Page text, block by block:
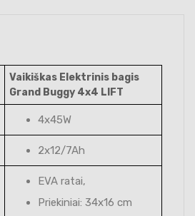
Vaikiškas Elektrinis bagis
Grand Buggy 4x4 LIFT
4x45W
2x12/7Ah
EVA ratai,
Priekiniai: 34x16 cm